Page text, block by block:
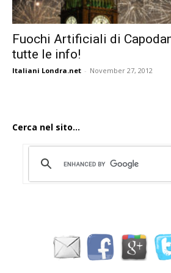
Fuochi Artificiali di
tutte le info!
Italiani Londra.net - November 27, 2012
Cerca nel sito...